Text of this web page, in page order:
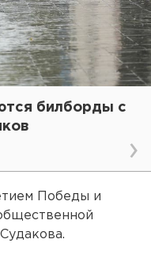
билборды с
Победы и